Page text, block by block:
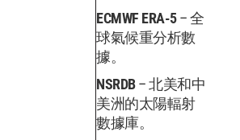
ECMWF ERA-5– 全
球氣候重分析數
據。
NSRDB– 北美和中
美洲的太陽輻射
數據庫。